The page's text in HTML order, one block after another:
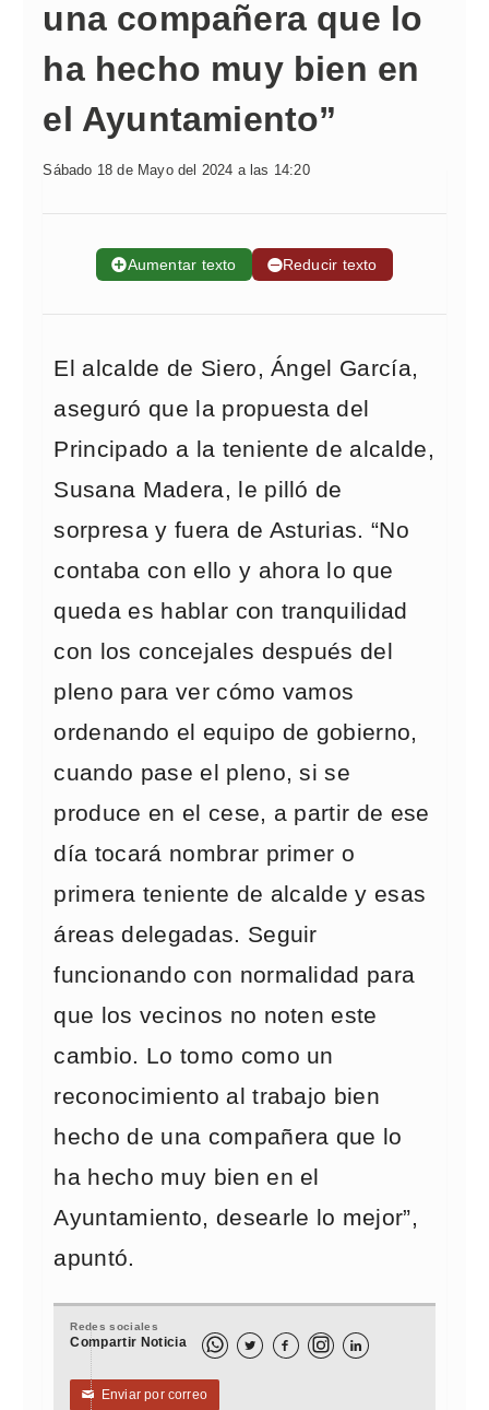
una compañera que lo
ha hecho muy bien en
el Ayuntamiento”
Sábado 18 de Mayo del 2024 a las 14:20
➕Aumentar texto ➖Reducir texto
El alcalde de Siero, Ángel García,
aseguró que la propuesta del
Principado a la teniente de alcalde,
Susana Madera, le pilló de
sorpresa y fuera de Asturias. “No
contaba con ello y ahora lo que
queda es hablar con tranquilidad
con los concejales después del
pleno para ver cómo vamos
ordenando el equipo de gobierno,
cuando pase el pleno, si se
produce en el cese, a partir de ese
día tocará nombrar primer o
primera teniente de alcalde y esas
áreas delegadas. Seguir
funcionando con normalidad para
que los vecinos no noten este
cambio. Lo tomo como un
reconocimiento al trabajo bien
hecho de una compañera que lo
ha hecho muy bien en el
Ayuntamiento, desearle lo mejor”,
apuntó.
Redes sociales
Compartir Noticia   
✉ Enviar por correo